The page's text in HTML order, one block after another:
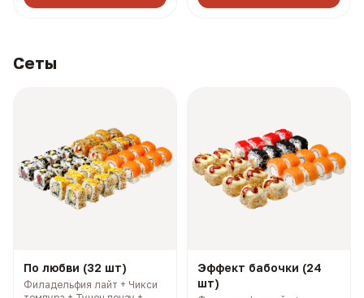
Сеты
По любви (32 шт)
Филадельфия лайт + Чикси
Эффект бабочки (24
шт)